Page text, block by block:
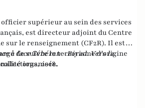
officier supérieur au sein des services
est directeur adjoint du Centre
sur le renseignement (CF2R). Il est
de suivre le terrorisme d’origine
organisée.
à face Téhéran - Riyad. Vers la
2018.